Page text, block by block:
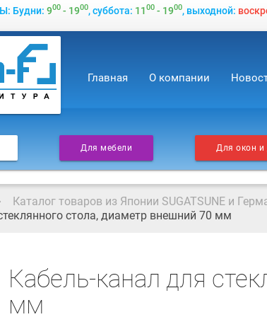
Будни: 900- 1900, суббота: 1100- 1900, выходной:
Главная О компании
Для мебели Для окон и
Каталог товаров из Японии SUGATSUNE и
стола, диаметр внешний 70 мм
Кабель-канал для
мм